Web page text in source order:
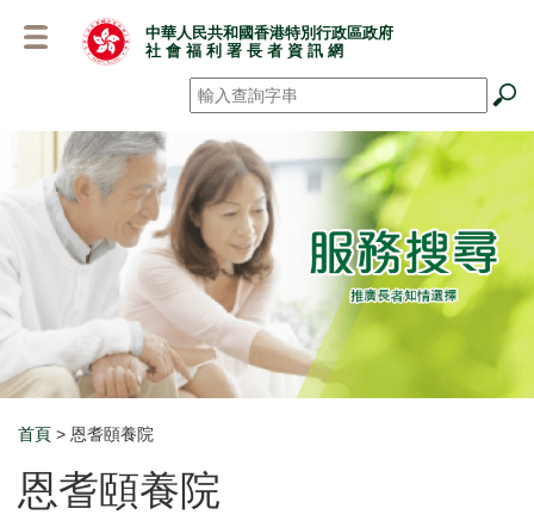
中華人民共和國香港特別行政區政府
社 會 福 利 署 長 者 資 訊 網
搜尋 *
Breadcrumb
首頁 > 恩耆頤養院
恩耆頤養院